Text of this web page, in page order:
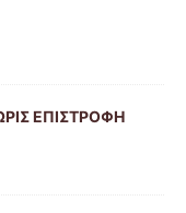
ΕΠΙΣΤΡΟΦΗ